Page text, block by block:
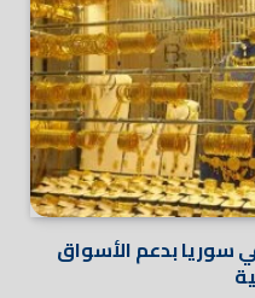
سوريا بدعم الأسواق